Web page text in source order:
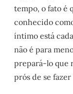
tempo, o fato é
conhecido
íntimo está
não é para
prepará-lo que
prós de se